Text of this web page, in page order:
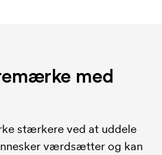
med
stærkere ved at uddele
værdsætter og kan